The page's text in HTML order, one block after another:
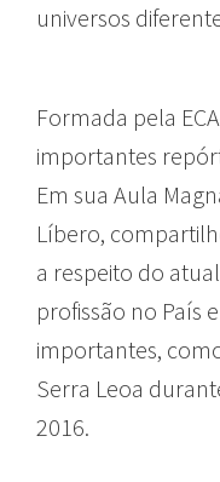
universos
Formada pela
importantes
Em sua Aula
Líbero,
a respeito do
profissão no País
importantes,
Serra Leoa
2016.